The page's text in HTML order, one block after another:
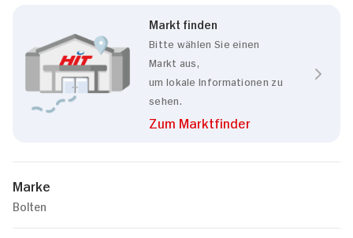
Markt finden
Bitte wählen Sie einen
Markt aus,
um lokale Informationen zu
sehen.
Zum Marktfinder
Marke
Bolten